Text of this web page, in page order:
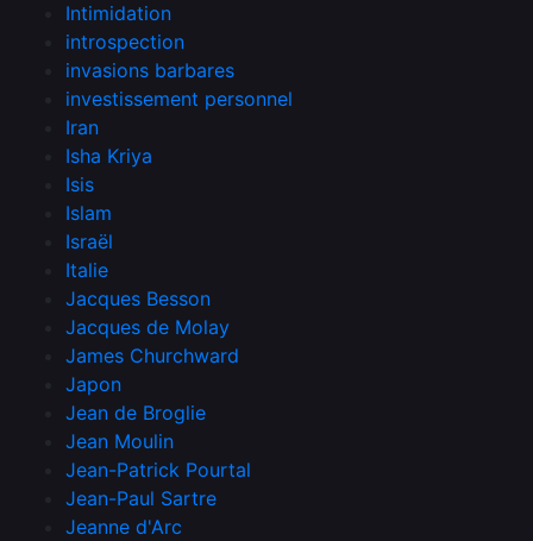
Intimidation
introspection
invasions barbares
investissement personnel
Iran
Isha Kriya
Isis
Islam
Israël
Italie
Jacques Besson
Jacques de Molay
James Churchward
Japon
Jean de Broglie
Jean Moulin
Jean-Patrick Pourtal
Jean-Paul Sartre
Jeanne d'Arc